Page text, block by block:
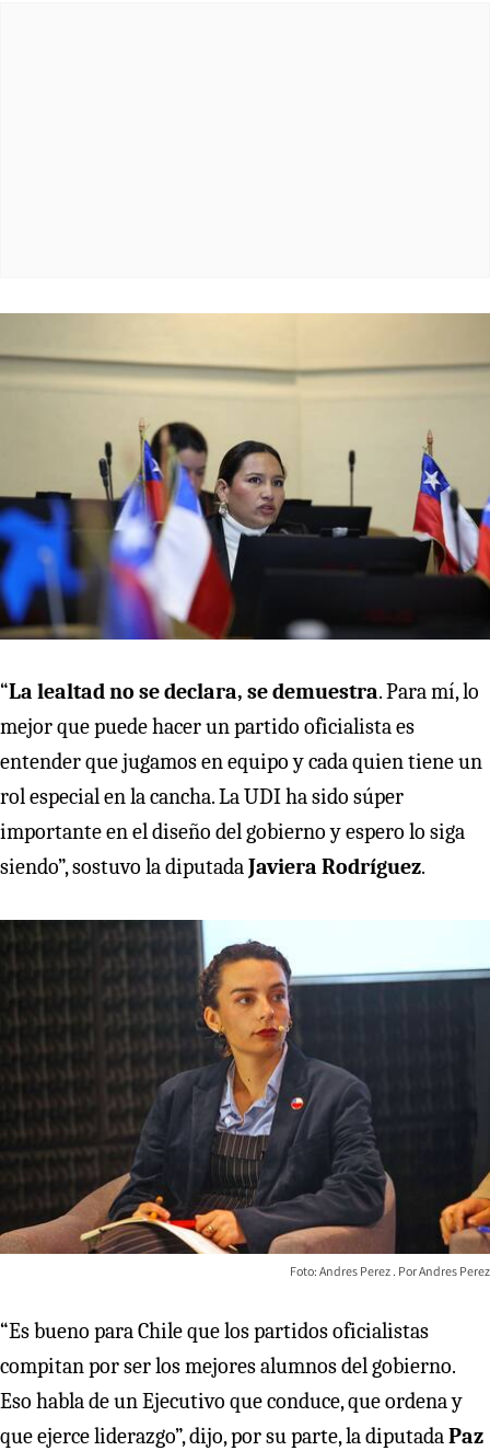
“La lealtad no se declara, se demuestra. Para mí, lo
mejor que puede hacer un partido oficialista es
entender que jugamos en equipo y cada quien tiene un
rol especial en la cancha. La UDI ha sido súper
importante en el diseño del gobierno y espero lo siga
siendo”, sostuvo la diputadaJaviera Rodríguez.
Foto: Andres Perez Andres Perez
“Es bueno para Chile que los partidos oficialistas
compitan por ser los mejores alumnos del gobierno.
Eso habla de un Ejecutivo que conduce, que ordena y
que ejerce liderazgo”, dijo, por su parte, la diputadaPaz